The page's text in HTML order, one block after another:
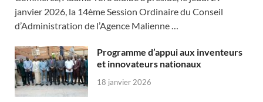
janvier 2026, la 14ème Session Ordinaire du Conseil
d’Administration de l’Agence Malienne …
Programme d’appui aux inventeurs
et innovateurs nationaux
18 janvier 2026